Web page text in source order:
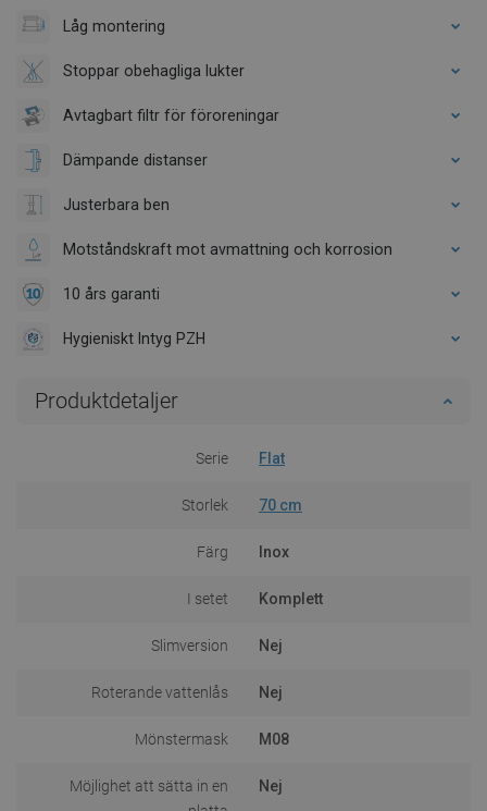
Låg montering
Stoppar obehagliga lukter
Avtagbart filtr för föroreningar
Dämpande distanser
Justerbara ben
Motståndskraft mot avmattning och korrosion
10 års garanti
Hygieniskt Intyg PZH
Produktdetaljer
Serie Flat
Storlek 70 cm
Färg Inox
I setet Komplett
Slimversion Nej
Roterande vattenlås Nej
Mönstermask M08
Möjlighet att sätta in en
Nej